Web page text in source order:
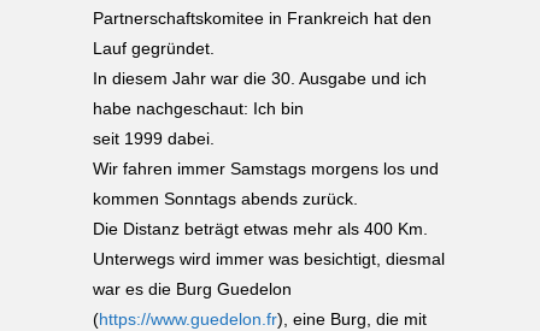
Partnerschaftskomitee in Frankreich hat den
Lauf gegründet.
In diesem Jahr war die 30. Ausgabe und ich
habe nachgeschaut: Ich bin
seit 1999 dabei.
Wir fahren immer Samstags morgens los und
kommen Sonntags abends zurück.
Die Distanz beträgt etwas mehr als 400 Km.
Unterwegs wird immer was besichtigt, diesmal
war es die Burg Guedelon
(https://www.guedelon.fr), eine Burg, die mit